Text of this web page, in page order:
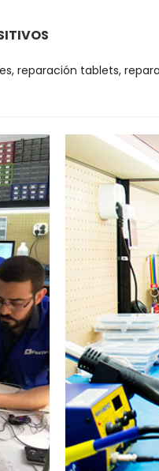
reparación tablets,